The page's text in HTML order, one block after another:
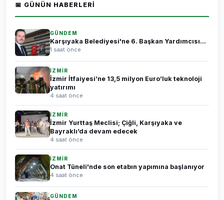
📅 GÜNÜN HABERLERI
GÜNDEM
Karşıyaka Belediyesi'ne 6. Başkan Yardımcısı...
1 saat önce
İZMİR
İzmir İtfaiyesi’ne 13,5 milyon Euro’luk teknoloji
yatırımı
4 saat önce
İZMİR
İzmir Yurttaş Meclisi; Çiğli, Karşıyaka ve
Bayraklı’da devam edecek
4 saat önce
İZMİR
Onat Tüneli'nde son etabın yapımına başlanıyor
4 saat önce
GÜNDEM